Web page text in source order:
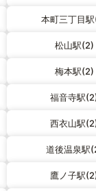
本町三丁目
松山駅(2)
梅本駅(2)
福音寺駅
西衣山駅
道後温泉駅
鷹ノ子駅